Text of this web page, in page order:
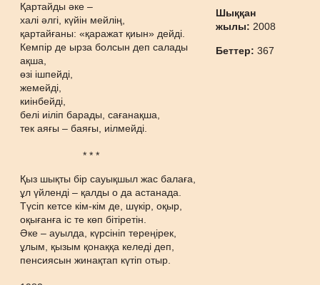
Қартайды әке –
халі әлгі, күйін мейлің,
қартайғаны: «қаражат қиын» дейді.
Кемпір де ырза болсын деп салады
ақша,
өзі ішпейді,
жемейді,
киінбейді,
белі иіліп барады, сағанақша,
тек аяғы – баяғы, иілмейді.
* * *
Қыз шықты бір сауықшыл жас балаға,
ұл үйленді – қалды о да астанада.
Түсіп кетсе кім-кім де, шүкір, оқыр,
оқығанға іс те көп бітіретін.
Әке – ауылда, күрсініп тереңірек,
ұлым, қызым қонаққа келеді деп,
пенсиясын жинақтап күтіп отыр.
Шыққан
жылы: 2008
Беттер:367